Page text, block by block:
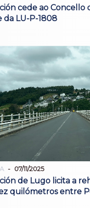
cede ao Concello
da LU-P-1808
07/11/2025
de Lugo licita a
quilómetros entre